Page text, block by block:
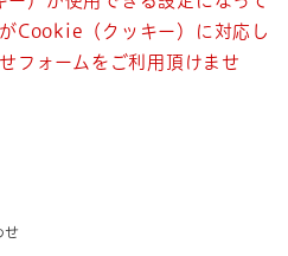
せ
Cookie（クッキー）に対応し
フォームをご利用頂けませ